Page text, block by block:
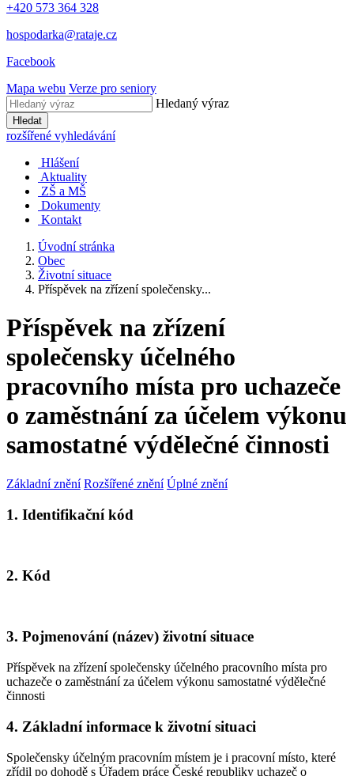
+420 573 364 328
hospodarka@rataje.cz
Facebook
Mapa webu Verze pro seniory
Hledaný výraz
Hledat
rozšířené vyhledávání
Hlášení
Aktuality
ZŠ a MŠ
Dokumenty
Kontakt
Úvodní stránka
Obec
Životní situace
Příspěvek na zřízení společensky...
Příspěvek na zřízení
společensky účelného
pracovního místa pro uchazeče
o zaměstnání za účelem výkonu
samostatné výdělečné činnosti
Základní znění Rozšířené znění Úplné znění
1. Identifikační kód
2. Kód
3. Pojmenování (název) životní situace
Příspěvek na zřízení společensky účelného pracovního místa pro
uchazeče o zaměstnání za účelem výkonu samostatné výdělečné
činnosti
4. Základní informace k životní situaci
Společensky účelným pracovním místem je i pracovní místo, které
zřídil po dohodě s Úřadem práce České republiky uchazeč o